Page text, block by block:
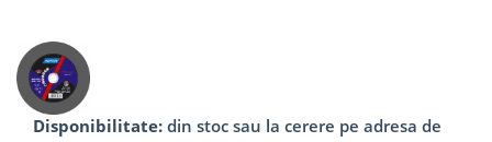
Disponibilitate: din stoc sau la cerere pe adresa de